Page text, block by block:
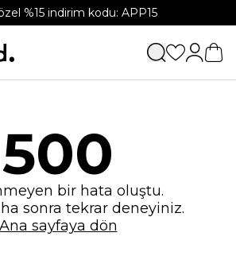
%15 indirim kodu: APP15
500
bir hata oluştu.
sonra tekrar deneyiniz.
Ana sayfaya dön